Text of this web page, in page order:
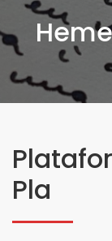
Pla